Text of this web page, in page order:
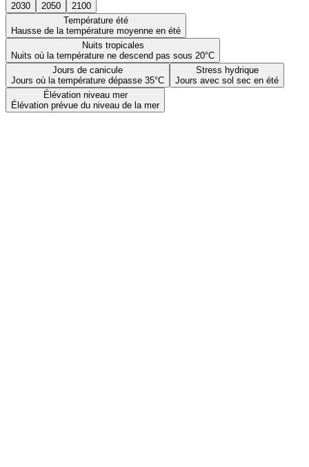
2030 2050
2100
Température été
Hausse de la température moyenne en été
Nuits tropicales
Nuits où la température ne descend pas sous 20°C
Jours de canicule
Jours où la température dépasse 35°C
Stress hydrique
Jours avec sol sec en été
Élévation niveau mer
Élévation prévue du niveau de la mer